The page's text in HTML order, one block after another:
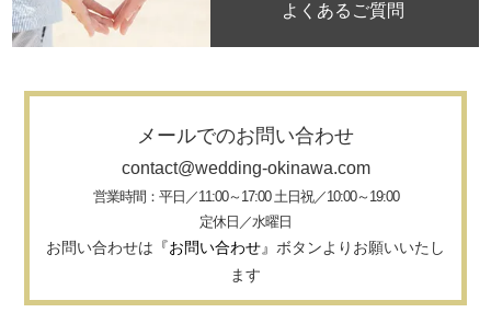
よくあるご質問
メールでのお問い合わせ
contact@wedding-okinawa.com
営業時間：平日／11:00～17:00 土日祝／10:00～19:00
定休日／水曜日
お問い合わせは 『お問い合わせ』 ボタンよりお願いいたし
ます